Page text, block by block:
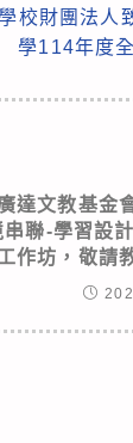
校財團法人
學114年度
達文教基金
串聯-學習設
作坊，敬請